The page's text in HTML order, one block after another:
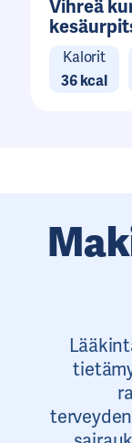
Vihreä
Kalorit
36 kcal